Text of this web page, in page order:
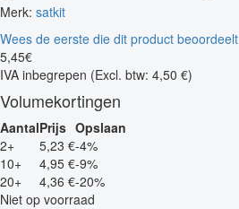
Merk: satkit
Wees de eerste die dit product beoordeelt
5,45€
IVA inbegrepen (Excl. btw: 4,50 €)
Volumekortingen
AantalPrijs Opslaan
2+
5,23 €-4%
10+
4,95 €-9%
20+
4,36 €-20%
Niet op voorraad